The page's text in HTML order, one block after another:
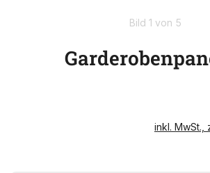
Bild 1 von 5
inkl. MwSt.,